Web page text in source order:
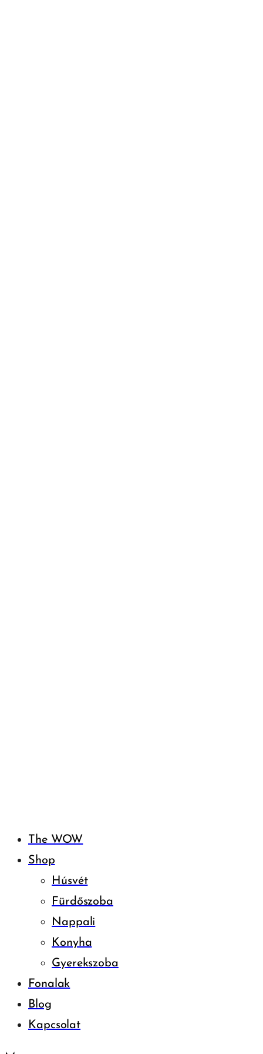
The WOW
Shop
Húsvét
Fürdőszoba
Nappali
Konyha
Gyerekszoba
Fonalak
Blog
Kapcsolat